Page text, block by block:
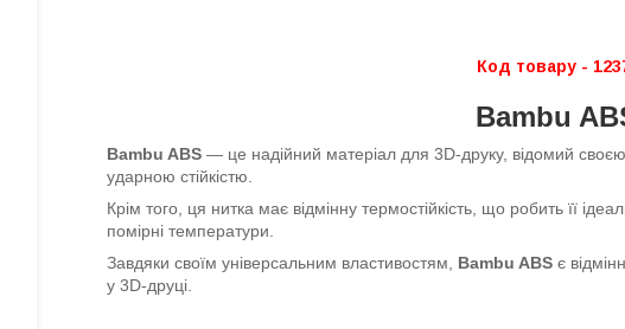
Код товару -
Bambu
Bambu ABS — це надійний матеріал для 3D-друку, відомий
ударною стійкістю.
Крім того, ця нитка має відмінну термостійкість, що робить її
помірні температури.
Завдяки своїм універсальним властивостям, Bambu ABS є
у 3D-друці.